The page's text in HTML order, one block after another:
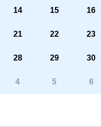
14 15 16
21 22 23
28 29 30
4 5 6